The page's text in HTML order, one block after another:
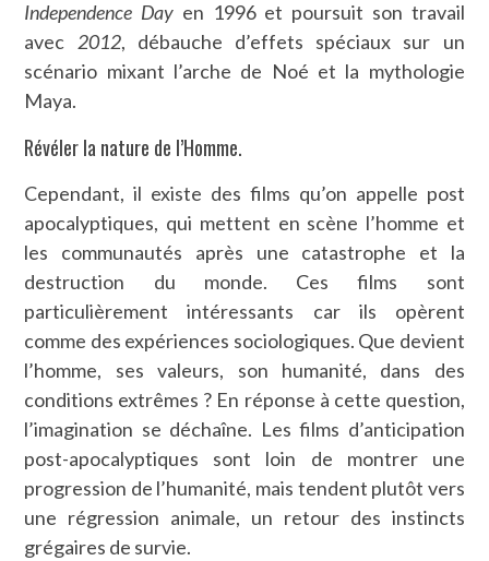
Independence Day en 1996 et poursuit son travail
avec 2012, débauche d’effets spéciaux sur un
scénario mixant l’arche de Noé et la mythologie
Maya.
Révéler la nature de l’Homme.
Cependant, il existe des films qu’on appelle post
apocalyptiques, qui mettent en scène l’homme et
les communautés après une catastrophe et la
destruction du monde. Ces films sont
particulièrement intéressants car ils opèrent
comme des expériences sociologiques. Que devient
l’homme, ses valeurs, son humanité, dans des
conditions extrêmes ? En réponse à cette question,
l’imagination se déchaîne. Les films d’anticipation
post-apocalyptiques sont loin de montrer une
progression de l’humanité, mais tendent plutôt vers
une régression animale, un retour des instincts
grégaires de survie.